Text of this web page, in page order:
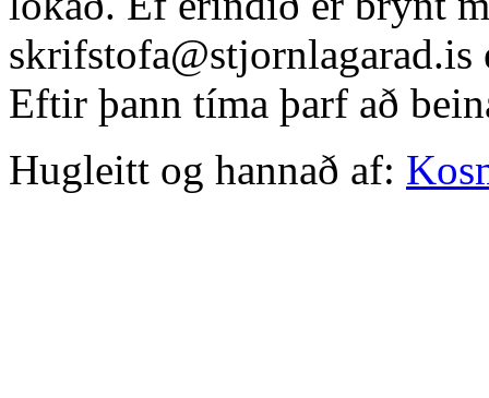
Eftir þann tíma þarf að
Hugleitt og hannað af: